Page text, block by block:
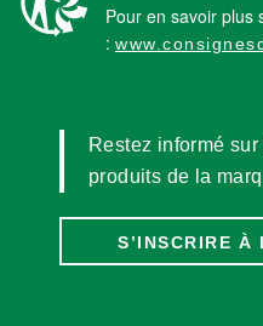
Pour en savoir plus
:
Restez informé
produits de la
S’INSCRIRE À